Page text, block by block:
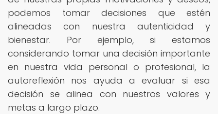
podemos tomar decisiones que estén
alineadas con nuestra autenticidad y
bienestar. Por ejemplo, si estamos
considerando tomar una decisión importante
en nuestra vida personal o profesional, la
autoreflexión nos ayuda a evaluar si esa
decisión se alinea con nuestros valores y
metas a largo plazo.